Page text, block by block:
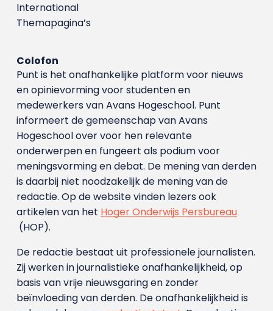
International
Themapagina’s
Colofon
Punt is het onafhankelijke platform voor nieuws
en opinievorming voor studenten en
medewerkers van Avans Hoge­school. Punt
informeert de gemeenschap van Avans
Hogeschool over voor hen relevante
onderwerpen en fungeert als podium voor
meningsvorming en debat. De mening van derden
is daarbij niet noodzakelijk de mening van de
redactie. Op de website vinden lezers ook
artikelen van het Hoger Onderwijs Persbureau
(HOP).
De redactie bestaat uit professionele journalisten.
Zij werken in journalistieke onafhankelijkheid, op
basis van vrije nieuwsgaring en zonder
beïnvloeding van derden. De onafhankelijkheid is